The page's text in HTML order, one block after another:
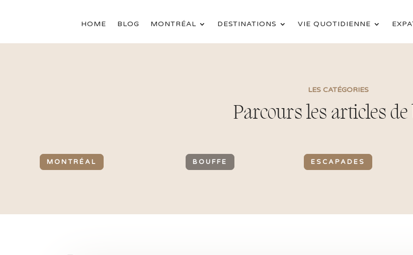
HOME BLOG MONTRÉAL DESTINATIONS VIE QUOTIDIENNE
LES CATÉGORIES
Parcours les articles de
MONTRÉAL BOUFFE ESCAPADES